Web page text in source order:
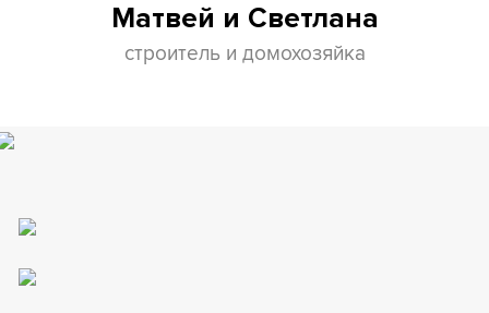
Матвей и Светлана
строитель и домохозяйка